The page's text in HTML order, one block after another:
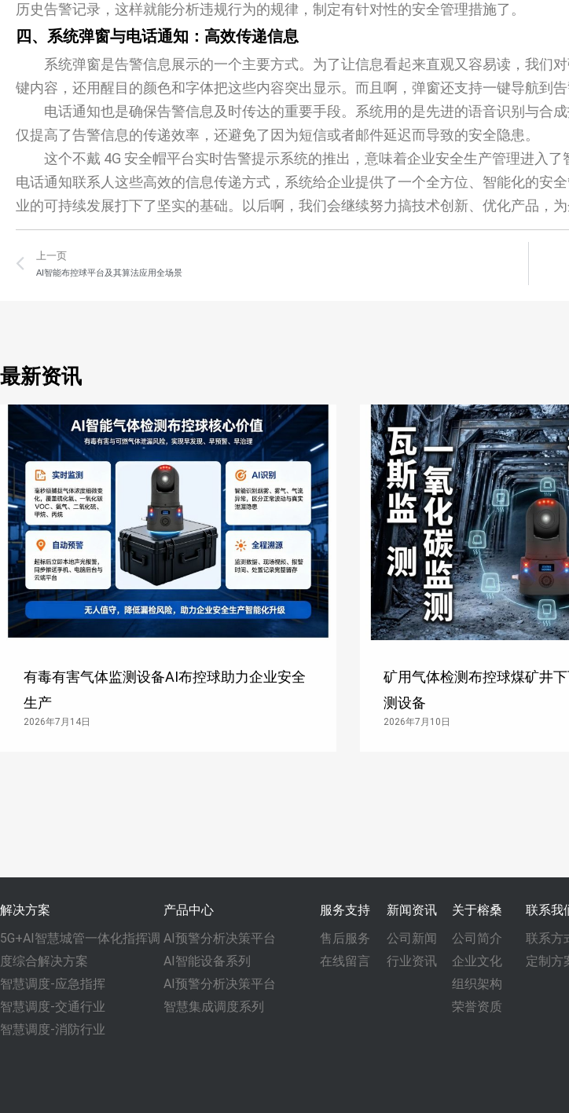
历史告警记录，这样就能分析违规行为的规律，制定有针对性的安全管理措施了。
四、系统弹窗与电话通知：高效传递信息
系统弹窗是告警信息展示的一个主要方式。为了让信息看起来直观又容易读，我们
键内容，还用醒目的颜色和字体把这些内容突出显示。而且啊，弹窗还支持一键导航到
电话通知也是确保告警信息及时传达的重要手段。系统用的是先进的语音识别与合
仅提高了告警信息的传递效率，还避免了因为短信或者邮件延迟而导致的安全隐患。
这个不戴 4G 安全帽平台实时告警提示系统的推出，意味着企业安全生产管理进入
电话通知联系人这些高效的信息传递方式，系统给企业提供了一个全方位、智能化的安
业的可持续发展打下了坚实的基础。以后啊，我们会继续努力搞技术创新、优化产品，
Prev
上一页
AI智能布控球平台及其算法应用全场景
最新资讯
有毒有害气体监测设备AI布控球助力企业安全
生产
2026年7月14日
矿用气体检测布控球煤矿井
测设备
2026年7月10日
解决方案
5G+AI智慧城管一体化指挥调
度综合解决方案
智慧调度-应急指挥
智慧调度-交通行业
智慧调度-消防行业
产品中心
AI预警分析决策平台
AI智能设备系列
AI预警分析决策平台
智慧集成调度系列
服务支持
售后服务
在线留言
新闻资讯
公司新闻
行业资讯
关于榕桑
公司简介
企业文化
组织架构
荣誉资质
联系我
联系方
定制方